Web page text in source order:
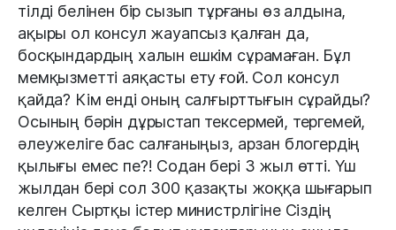
тілді белінен бір сызып тұрғаны өз алдына,
ақыры ол консул жауапсыз қалған да,
босқындардың халын ешкім сұрамаған. Бұл
мемқызметті аяқасты ету ғой. Сол консул
қайда? Кім енді оның салғырттығын сұрайды?
Осының бәрін дұрыстап тексермей, тергемей,
әлеужеліге бас салғаныңыз, арзан блогердің
қылығы емес пе?! Содан бері 3 жыл өтті. Үш
жылдан бері сол 300 қазақты жоққа шығарып
келген Сыртқы істер министрлігіне Сіздің